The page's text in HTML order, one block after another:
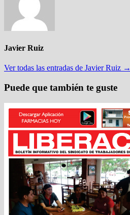
Javier Ruiz
Ver todas las entradas de Javier Ruiz →
Puede que también te guste